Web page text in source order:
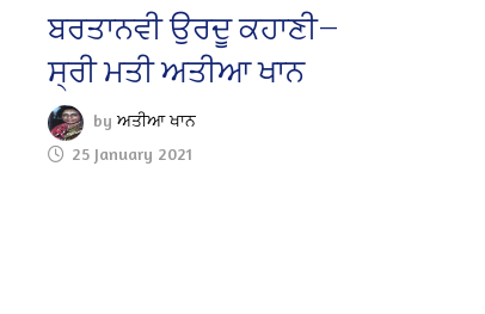
ਬਰਤਾਨਵੀ ਉਰਦੂ ਕਹਾਣੀ—
ਸ੍ਰੀ ਮਤੀ ਅਤੀਆ ਖਾਨ
byਅਤੀਆ ਖਾਨ
25 January 2021